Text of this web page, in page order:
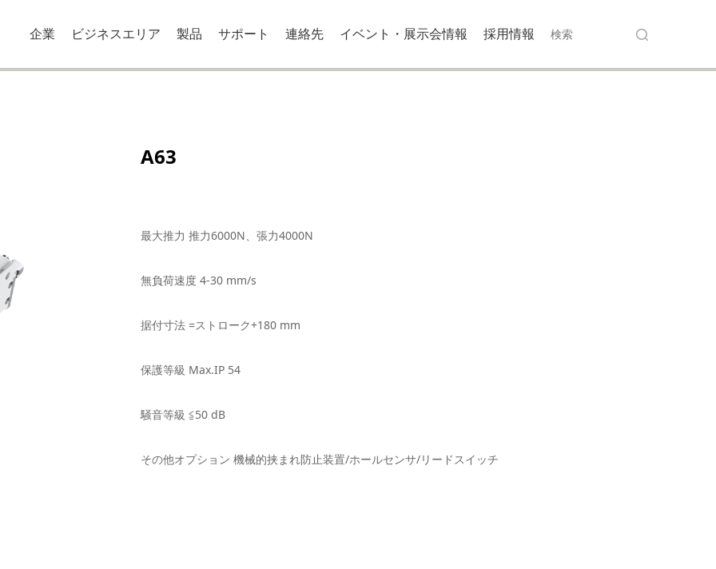
企業 ビジネスエリア 製品 サポート 連絡先 イベント・展示会情報 採用情報
A63
最大推力 推力6000N、張力4000N
無負荷速度 4-30 mm/s
据付寸法 =ストローク+180 mm
保護等級 Max.IP 54
騒音等級 ≦50 dB
その他オプション 機械的挟まれ防止装置/ホールセンサ/リードスイッチ